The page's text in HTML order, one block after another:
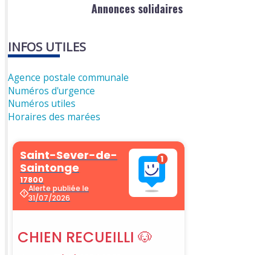
Annonces solidaires
INFOS UTILES
Agence postale communale
Numéros d'urgence
Numéros utiles
Horaires des marées